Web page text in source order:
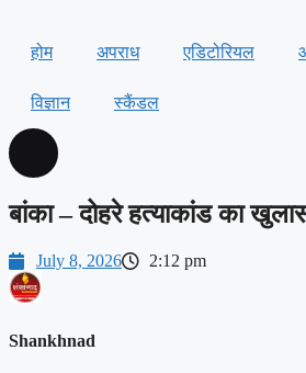
होम अपराध एडिटोरियल
विज्ञान स्कैंडल
बांका – दोहरे हत्याकांड का
July 8, 2026 2:12 pm
Shankhnad